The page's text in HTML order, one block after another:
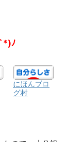
ﾉ
にほんブロ
グ村